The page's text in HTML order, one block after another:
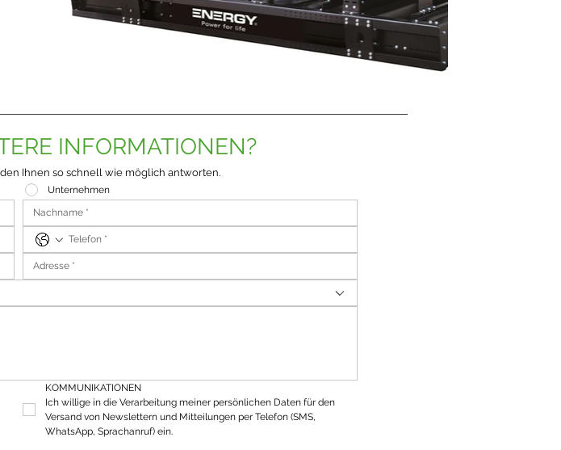
INFORMATIONEN?
Ihnen so schnell wie möglich antworten.
Unternehmen
KOMMUNIKATIONEN
Ich willige in die Verarbeitung meiner persönlichen Daten für den
Versand von Newslettern und Mitteilungen per Telefon (SMS,
WhatsApp, Sprachanruf) ein.